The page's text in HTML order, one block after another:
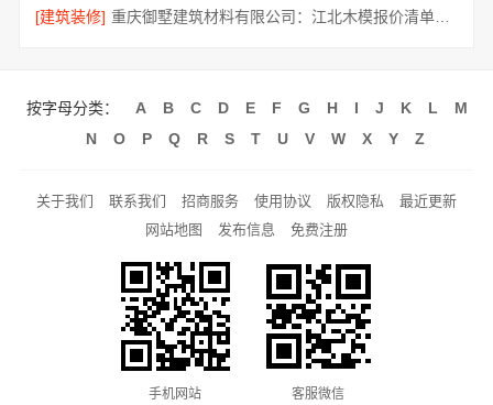
[建筑装修]
重庆御墅建筑材料有限公司：江北木模报价清单短工期
按字母分类： A B C D E F G H I J K L
M
N
O P Q R S T U V W X Y Z
关于我们 联系我们 招商服务 使用协议 版权隐私
最近更新
网站地图
发布信息 免费注册
手机网站 客服微信